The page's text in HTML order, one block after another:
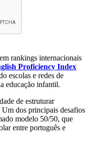
rankings internacionais
Proficiency Index
escolas e redes de
educação infantil.
de estruturar
Um dos principais desafios
modelo 50/50, que
entre português e